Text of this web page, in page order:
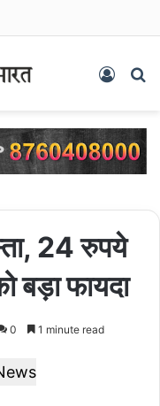
Log In
24 रुपये
बड़ा फायदा
0 1 minute read